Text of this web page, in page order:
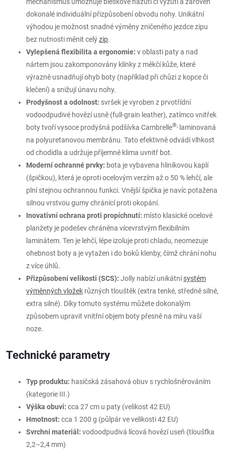
dokonalé individuální přizpůsobení obvodu nohy. Unikátní
výhodou je možnost snadné výměny zničeného jezdce zipu
bez nutnosti měnit celýzip.
Vylepšená flexibilita a ergonomie: v oblasti paty a nad
nártem jsou zakomponovány klínky z měkčí kůže, které
výrazně usnadňují ohyb boty (například při chůzi z kopce či
klečení) a snižují únavu nohy.
Prodyšnost a odolnost: svršek je vyroben z prvotřídní
vodoodpudivé hovězí usně (full-grain leather), zatímco vnitřek
boty tvoří vysoce prodyšná podšívka Cambrelle®, laminovaná
na polyuretanovou membránu. Tato efektivně odvádí vlhkost
od chodidla a udržuje příjemné klima uvnitř bot.
Moderní ochranné prvky: bota je vybavena hliníkovou kaplí
(špičkou), která je oproti ocelovým verzím až o 50 % lehčí, ale
plní stejnou ochrannou funkci. Vnější špička je navíc potažena
silnou vrstvou gumy chránící proti okopání.
Inovativní ochrana proti propíchnutí: místo klasické ocelové
planžety je podešev chráněna vícevrstvým flexibilním
laminátem. Ten je lehčí, lépe izoluje proti chladu, neomezuje
ohebnost boty a je vytažen i do boků klenby, čímž chrání nohu
z více úhlů.
Přizpůsobení velikosti (SCS): Jolly nabízí unikátnísystém
výměnných vložek různých tlouštěk (extra tenké, středně silné,
extra silné). Díky tomuto systému můžete dokonalým
způsobem upravit vnitřní objem boty přesně na míru vaší
noze.
Technické parametry
Typ produktu: hasičská zásahová obuv s rychlošněrováním
(kategorie III.)
Výška obuvi: cca 27 cm u paty (velikost 42 EU)
Hmotnost: cca 1 200 g (půlpár ve velikosti 42 EU)
Svrchní materiál: vodoodpudivá lícová hovězí useň (tloušťka
2,2–2,4 mm)